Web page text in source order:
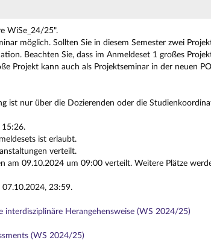
WiSe_24/25".
möglich. Sollten Sie in diesem Semester zwei
Beachten Sie, dass im Anmeldeset 1 großes
Projekt kann auch als Projektseminar in der neuen
ist nur über die Dozierenden oder die
15:26.
ist erlaubt.
verteilt.
am 09.10.2024 um 09:00 verteilt. Weitere Plätze
23:59.
Herangehensweise (WS 2024/25)
(WS 2024/25)